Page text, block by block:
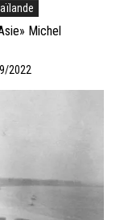
Michel
2022